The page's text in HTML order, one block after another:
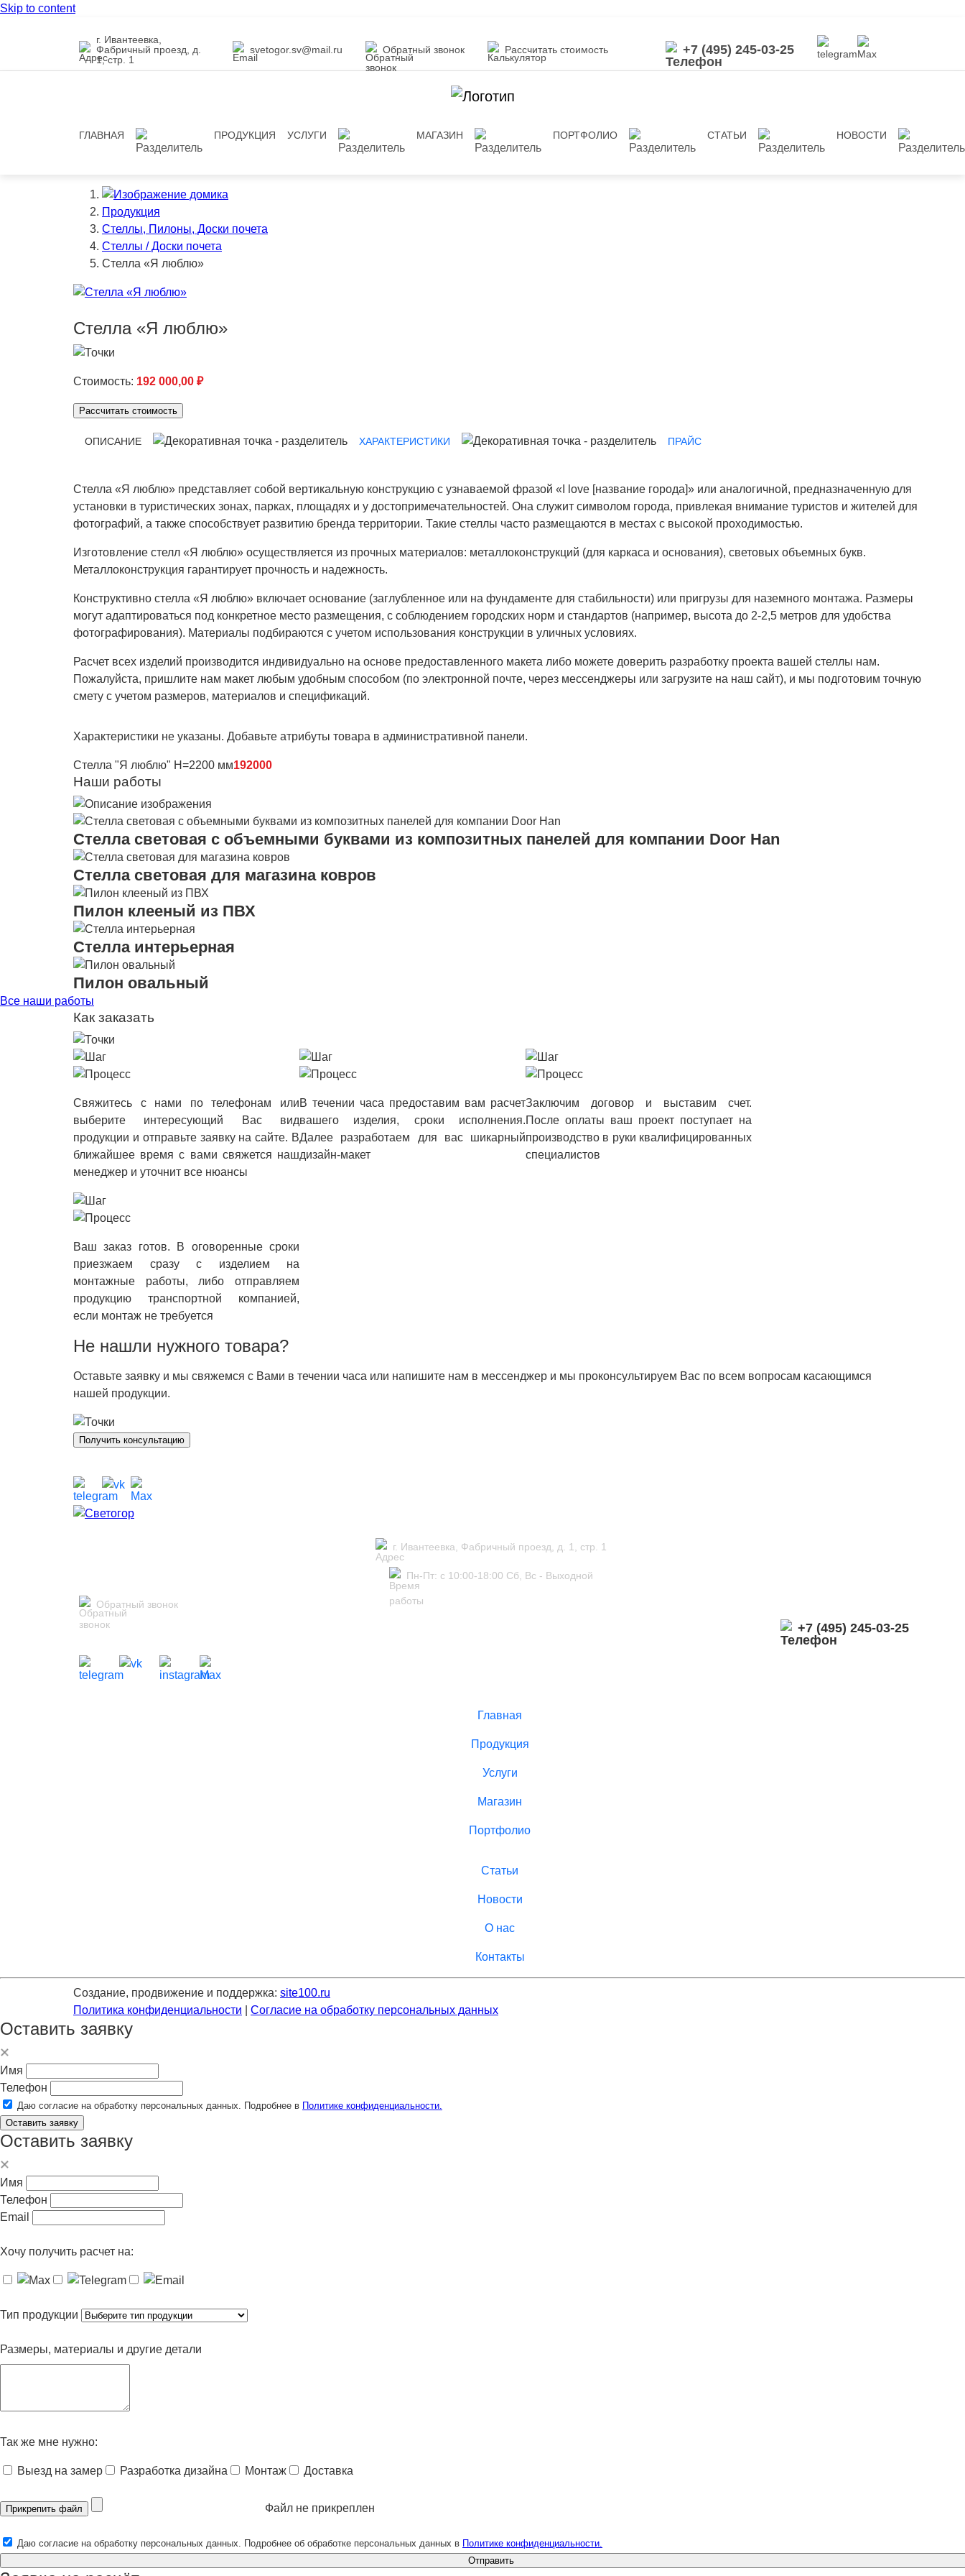
Skip to content
г. Ивантеевка,
Фабричный проезд, д.
1, стр. 1
svetogor.sv@mail.ru Обратный звонок Рассчитать стоимость +7 (495) 245-03-25
ГЛАВНАЯ ПРОДУКЦИЯ УСЛУГИ МАГАЗИН ПОРТФОЛИО СТАТЬИ НОВОСТИ
Продукция
Стеллы, Пилоны, Доски почета
Стеллы / Доски почета
Стелла «Я люблю»
Стелла «Я люблю»
Стоимость: 192 000,00 ₽
Рассчитать стоимость
ОПИСАНИЕ ХАРАКТЕРИСТИКИ ПРАЙС
Стелла «Я люблю» представляет собой вертикальную конструкцию с узнаваемой фразой «I love [название города]» или аналогичной, предназначенную для
установки в туристических зонах, парках, площадях и у достопримечательностей. Она служит символом города, привлекая внимание туристов и жителей для
фотографий, а также способствует развитию бренда территории. Такие стеллы часто размещаются в местах с высокой проходимостью.
Изготовление стелл «Я люблю» осуществляется из прочных материалов: металлоконструкций (для каркаса и основания), световых объемных букв.
Металлоконструкция гарантирует прочность и надежность.
Конструктивно стелла «Я люблю» включает основание (заглубленное или на фундаменте для стабильности) или пригрузы для наземного монтажа. Размеры
могут адаптироваться под конкретное место размещения, с соблюдением городских норм и стандартов (например, высота до 2-2,5 метров для удобства
фотографирования). Материалы подбираются с учетом использования конструкции в уличных условиях.
Расчет всех изделий производится индивидуально на основе предоставленного макета либо можете доверить разработку проекта вашей стеллы нам.
Пожалуйста, пришлите нам макет любым удобным способом (по электронной почте, через мессенджеры или загрузите на наш сайт), и мы подготовим точную
смету с учетом размеров, материалов и спецификаций.
Характеристики не указаны. Добавьте атрибуты товара в административной панели.
Стелла "Я люблю" Н=2200 мм192000
Наши работы
Стелла световая с объемными буквами из композитных панелей для компании Door Han
Стелла световая для магазина ковров
Пилон клееный из ПВХ
Стелла интерьерная
Пилон овальный
Все наши работы
Как заказать
Свяжитесь с нами по телефонам или
выберите интересующий Вас вид
продукции и отправьте заявку на сайте. В
ближайшее время с вами свяжется наш
менеджер и уточнит все нюансы
В течении часа предоставим вам расчет
вашего изделия, сроки исполнения.
Далее разработаем для вас шикарный
дизайн-макет
Заключим договор и выставим счет.
После оплаты ваш проект поступает на
производство в руки квалифицированных
специалистов
Ваш заказ готов. В оговоренные сроки
приезжаем сразу с изделием на
монтажные работы, либо отправляем
продукцию транспортной компанией,
если монтаж не требуется
Не нашли нужного товара?
Оставьте заявку и мы свяжемся с Вами в течении часа или напишите нам в мессенджер и мы проконсультируем Вас по всем вопросам касающимся
нашей продукции.
Получить консультацию
г. Ивантеевка, Фабричный проезд, д. 1, стр. 1
Пн-Пт: с 10:00-18:00 Сб, Вс - Выходной
Обратный звонок
+7 (495) 245-03-25
Главная
Продукция
Услуги
Магазин
Портфолио
Статьи
Новости
О нас
Контакты
Создание, продвижение и поддержка: site100.ru
Политика конфиденциальности
Согласие на обработку персональных данных
Оставить заявку
Имя
Телефон
Даю согласие на обработку персональных данных. Подробнее в Политике конфиденциальности.
Оставить заявку
Оставить заявку
Имя
Телефон
Email
Хочу получить расчет на:
Тип продукции
Размеры, материалы и другие детали
Так же мне нужно:
Выезд на замер Разработка дизайна Монтаж Доставка
Прикрепить файл Файл не прикреплен
Даю согласие на обработку персональных данных. Подробнее об обработке персональных данных в Политике конфиденциальности.
Отправить